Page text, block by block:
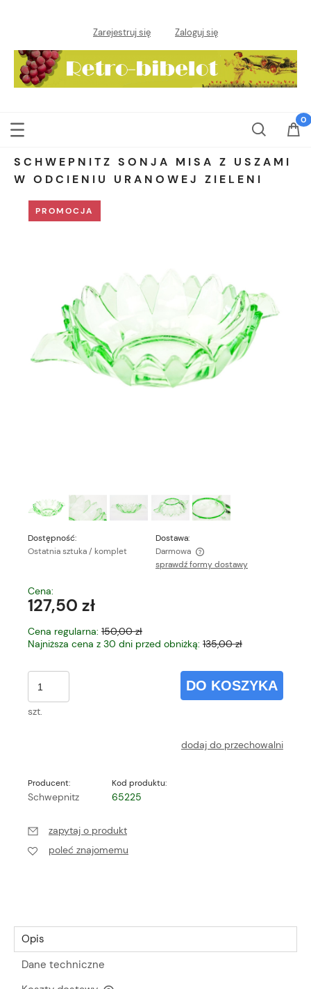
Zarejestruj się Zaloguj się
SCHWEPNITZ SONJA MISA Z USZAMI
W ODCIENIU URANOWEJ ZIELENI
PROMOCJA
Dostępność:
Ostatnia sztuka / komplet
Dostawa:
Darmowa
Cena nie zawiera ewentualnych kosztów płatności
sprawdź formy dostawy
Cena:
127,50 zł
Cena regularna: 150,00 zł
Najniższa cena z 30 dni przed obniżką: 135,00 zł
szt.
DO KOSZYKA
dodaj do przechowalni
Producent:
Schwepnitz
Kod produktu:
65225
zapytaj o produkt
poleć znajomemu
Opis
Dane techniczne